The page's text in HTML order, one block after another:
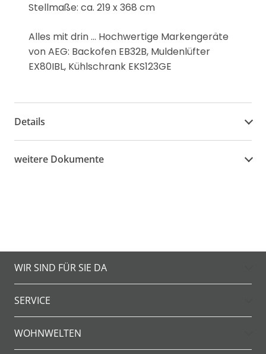
Stellmaße: ca. 219 x 368 cm
Alles mit drin ... Hochwertige Markengeräte
von AEG: Backofen EB32B, Muldenlüfter
EX80IBL, Kühlschrank EKS123GE
Details
weitere Dokumente
WIR SIND FÜR SIE DA
SERVICE
WOHNWELTEN